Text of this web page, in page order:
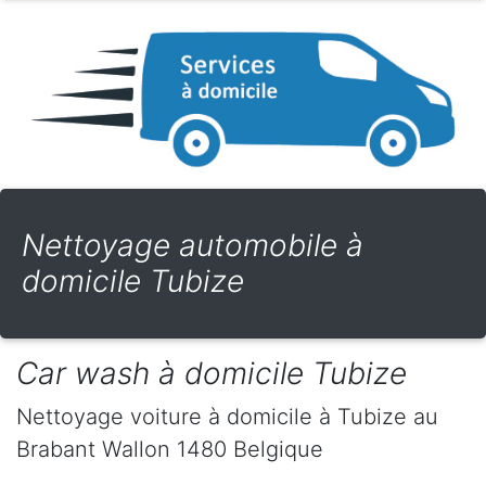
Nettoyage automobile à
domicile Tubize
Car wash à domicile Tubize
Nettoyage voiture à domicile à Tubize au
Brabant Wallon 1480 Belgique